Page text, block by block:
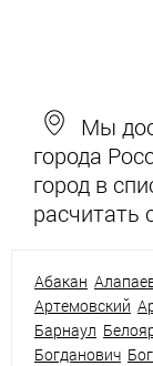
Мы
города
город в
расчитать
Абакан
Артемовский
Барнаул
Богданович